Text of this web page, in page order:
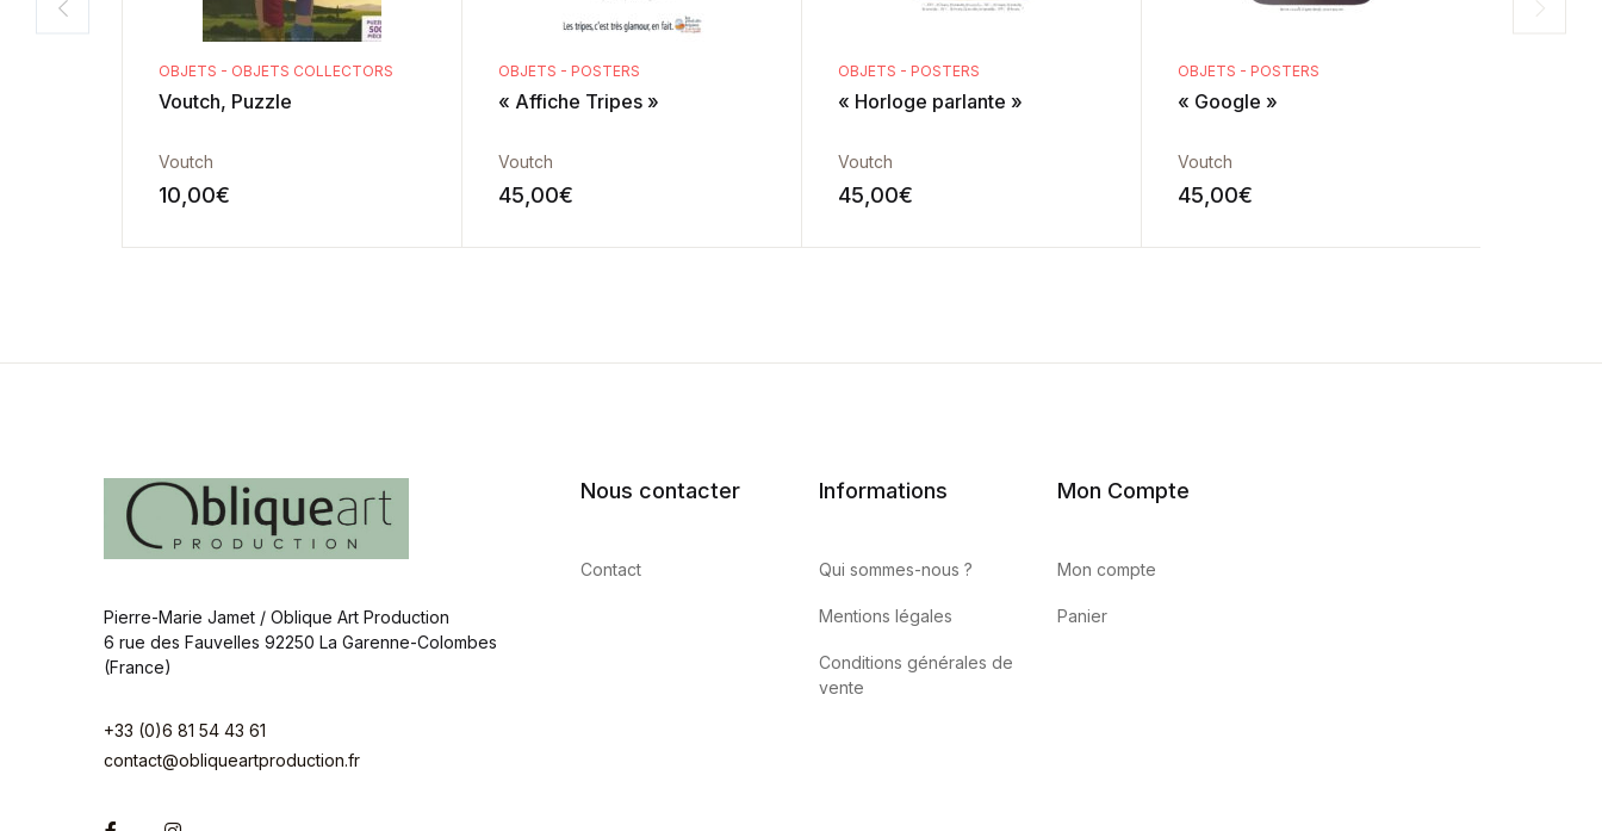
OBJETS - OBJETS COLLECTORS
Voutch, Puzzle
Voutch
10,00€
OBJETS - POSTERS
« Affiche Tripes »
Voutch
45,00€
OBJETS - POSTERS
« Horloge parlante »
Voutch
45,00€
OBJETS - POSTERS
« Google »
Voutch
45,00€
Pierre-Marie Jamet / Oblique Art Production
6 rue des Fauvelles 92250 La Garenne-Colombes
(France)
+33 (0)6 81 54 43 61
contact@obliqueartproduction.fr
Nous contacter
Contact
Informations
Qui sommes-nous ?
Mentions légales
Conditions générales de
vente
Mon Compte
Mon compte
Panier